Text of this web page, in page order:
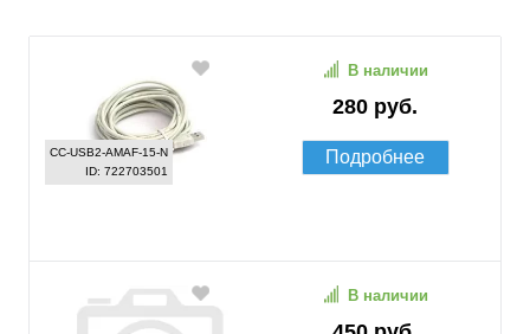
CC-USB2-AMAF-15-N
ID: 722703501
280 руб.
В наличии
Подробнее
В наличии